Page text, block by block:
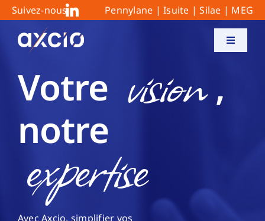
Skip
to
content
Suivez-nous Pennylane |Isuite |Silae | MEG
Toggle
Facture Electronique
Votre vision ,
notre
expertise
Avec Axcio, simplifier vos